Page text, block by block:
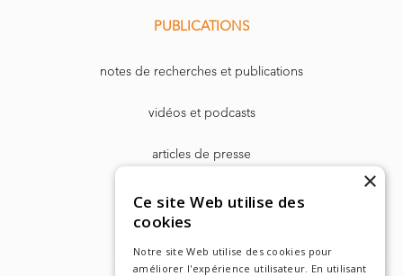
PUBLICATIONS
notes de recherches et publications
vidéos et podcasts
articles de presse
Dr. Harry Markowitz
×
Ce site Web utilise des
cookies
Notre site Web utilise des cookies pour
améliorer l'expérience utilisateur. En utilisant